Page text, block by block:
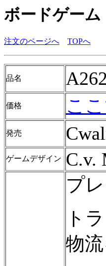
ボードゲー
注文のページへ TOPへ
品名
価格 こ
発売
ゲームデザイン C.v.
プ
ト
物